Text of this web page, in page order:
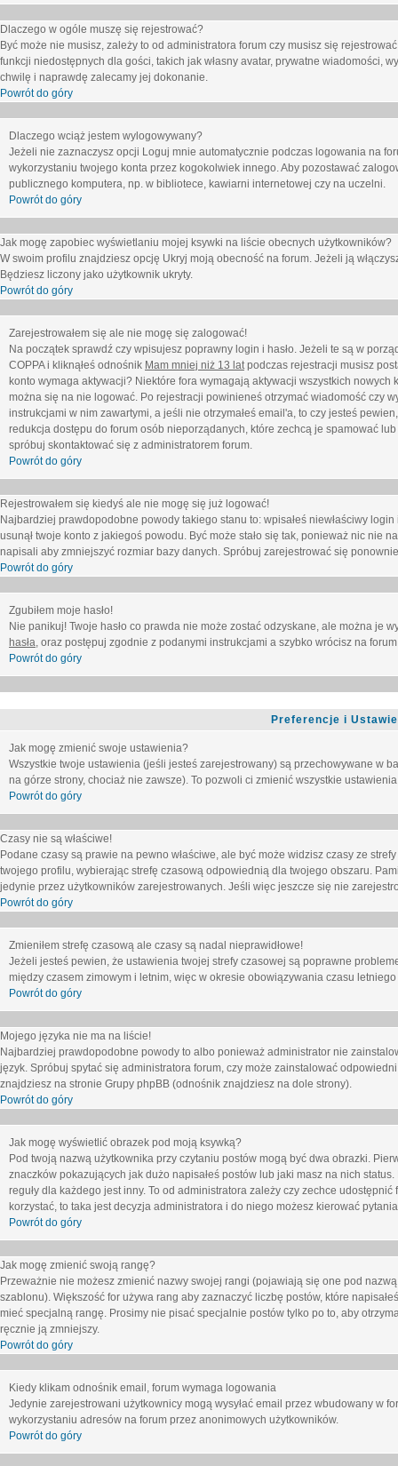
Dlaczego w ogóle muszę się rejestrować?
Być może nie musisz, zależy to od administratora forum czy musisz się
funkcji niedostępnych dla gości, takich jak własny avatar, prywatne wiadomości,
chwilę i naprawdę zalecamy jej dokonanie.
Powrót do góry
Dlaczego wciąż jestem wylogowywany?
Jeżeli nie zaznaczysz opcji Loguj mnie automatycznie podczas logowania na
wykorzystaniu twojego konta przez kogokolwiek innego. Aby pozostawać
publicznego komputera, np. w bibliotece, kawiarni internetowej czy na uczelni.
Powrót do góry
Jak mogę zapobiec wyświetlaniu mojej ksywki na liście obecnych użytkowników?
W swoim profilu znajdziesz opcję Ukryj moją obecność na forum. Jeżeli ją
Będziesz liczony jako użytkownik ukryty.
Powrót do góry
Zarejestrowałem się ale nie mogę się zalogować!
Na początek sprawdź czy wpisujesz poprawny login i hasło. Jeżeli te są w
COPPA i kliknąłeś odnośnik Mam mniej niż 13 latpodczas rejestracji musisz
konto wymaga aktywacji? Niektóre fora wymagają aktywacji wszystkich
można się na nie logować. Po rejestracji powinieneś otrzymać wiadomość czy
instrukcjami w nim zawartymi, a jeśli nie otrzymałeś email'a, to czy jesteś
redukcja dostępu do forum osób nieporządanych, które zechcą je spamować
spróbuj skontaktować się z administratorem forum.
Powrót do góry
Rejestrowałem się kiedyś ale nie mogę się już logować!
Najbardziej prawdopodobne powody takiego stanu to: wpisałeś niewłaściwy
usunął twoje konto z jakiegoś powodu. Być może stało się tak, ponieważ nic nie
napisali aby zmniejszyć rozmiar bazy danych. Spróbuj zarejestrować się
Powrót do góry
Zgubiłem moje hasło!
Nie panikuj! Twoje hasło co prawda nie może zostać odzyskane, ale można je
hasła, oraz postępuj zgodnie z podanymi instrukcjami a szybko wrócisz na forum
Powrót do góry
Preferencje i
Jak mogę zmienić swoje ustawienia?
Wszystkie twoje ustawienia (jeśli jesteś zarejestrowany) są przechowywane w
na górze strony, chociaż nie zawsze). To pozwoli ci zmienić wszystkie
Powrót do góry
Czasy nie są właściwe!
Podane czasy są prawie na pewno właściwe, ale być może widzisz czasy ze
twojego profilu, wybierając strefę czasową odpowiednią dla twojego obszaru.
jedynie przez użytkowników zarejestrowanych. Jeśli więc jeszcze się nie
Powrót do góry
Zmieniłem strefę czasową ale czasy są nadal nieprawidłowe!
Jeżeli jesteś pewien, że ustawienia twojej strefy czasowej są poprawne
między czasem zimowym i letnim, więc w okresie obowiązywania czasu
Powrót do góry
Mojego języka nie ma na liście!
Najbardziej prawdopodobne powody to albo ponieważ administrator nie
język. Spróbuj spytać się administratora forum, czy może zainstalować
znajdziesz na stronie Grupy phpBB (odnośnik znajdziesz na dole strony).
Powrót do góry
Jak mogę wyświetlić obrazek pod moją ksywką?
Pod twoją nazwą użytkownika przy czytaniu postów mogą być dwa obrazki.
znaczków pokazujących jak dużo napisałeś postów lub jaki masz na nich
reguły dla każdego jest inny. To od administratora zależy czy zechce
korzystać, to taka jest decyzja administratora i do niego możesz kierować
Powrót do góry
Jak mogę zmienić swoją rangę?
Przeważnie nie możesz zmienić nazwy swojej rangi (pojawiają się one pod
szablonu). Większość for używa rang aby zaznaczyć liczbę postów, które
mieć specjalną rangę. Prosimy nie pisać specjalnie postów tylko po to, aby
ręcznie ją zmniejszy.
Powrót do góry
Kiedy klikam odnośnik email, forum wymaga logowania
Jedynie zarejestrowani użytkownicy mogą wysyłać email przez wbudowany w
wykorzystaniu adresów na forum przez anonimowych użytkowników.
Powrót do góry